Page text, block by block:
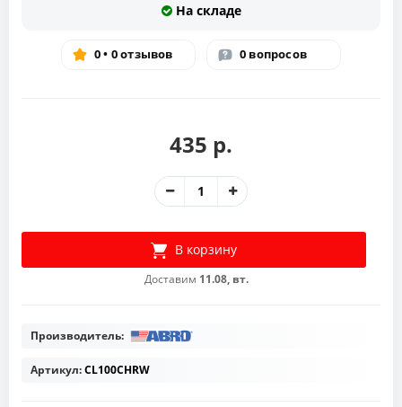
На складе
0 • 0 отзывов 0 вопросов
435 р.
В корзину
Доставим 11.08, вт.
Производитель:
Артикул:CL100CHRW